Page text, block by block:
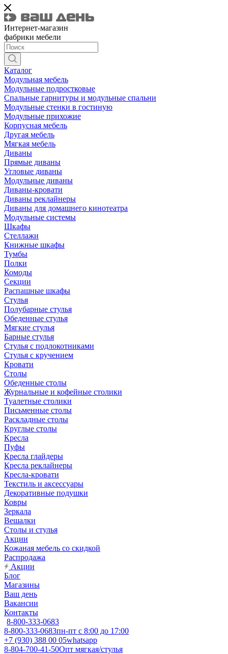
Интернет-магазин
фабрики мебели
Каталог
Модульная мебель
Модульные подростковые
Спальные гарнитуры и модульные спальни
Модульные стенки в гостиную
Модульные прихожие
Корпусная мебель
Другая мебель
Мягкая мебель
Диваны
Прямые диваны
Угловые диваны
Модульные диваны
Диваны-кровати
Диваны реклайнеры
Диваны для домашнего кинотеатра
Модульные системы
Шкафы
Стеллажи
Книжные шкафы
Тумбы
Полки
Комоды
Секции
Распашные шкафы
Стулья
Полубарные стулья
Обеденные стулья
Мягкие стулья
Барные стулья
Стулья с подлокотниками
Стулья с кручением
Кровати
Столы
Обеденные столы
Журнальные и кофейные столики
Туалетные столики
Письменные столы
Раскладные столы
Круглые столы
Кресла
Пуфы
Кресла глайдеры
Кресла реклайнеры
Кресла-кровати
Текстиль и аксессуары
Декоративные подушки
Ковры
Зеркала
Вешалки
Столы и стулья
Акции
Кожаная мебель со скидкой
Распродажа
Акции
Блог
Магазины
Ваш день
Вакансии
Контакты
8-800-333-0683
8-800-333-0683пн-пт с 8:00 до 17:00
+7 (930) 388 00 05whatsapp
8-804-700-41-50Опт мягкая/стулья